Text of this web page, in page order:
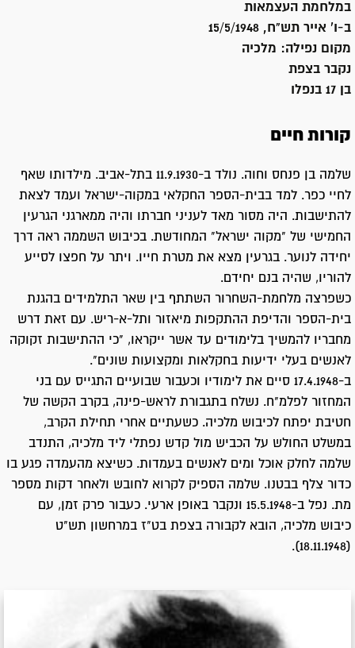
במלחמת העצמאות
ב-ו' אייר תש"ח, 15/5/1948
מקום נפילה: מלכיה
נקבר בצפת
בן 17 בנפלו
קורות חיים
שלמה בן פנחס וחוה. נולד ב-11.9.1930 בתל-אביב. מילדותו שאף
לחיי כפר. למד בבית-הספר החקלאי במקוה-ישראל ועמד לצאת
להתישבות. היה מסור מאד לעניני חברתו והיה ממארגני הגרעין
החמישי של "מקוה ישראל" המחודשת. בכיבוש השממה ראה דרך
יחידה לנוער. בגרעין מצא את מטרת חייו. ויתר על חפצו לסייע
להוריו, שהיה בנם יחידם.
כשפרצה מלחמת-השחרור השתתף בין שאר התלמידים בהגנת
בית-הספר והדיפת ההתקפות מיאזור ותל-א-ריש. עם זאת דרש
מחבריו להמשיך בלימודים עד אשר ייקראו, "כי ההתישבות זקוקה
לאנשים בעלי ידיעות בחקלאות ומקצועות שונים".
ב-17.4.1948 סיים את לימודיו וכעבור שבועיים התגייס עם בני
המחזור לפלמ"ח. נשלח בתגבורת לראש-פינה, בקרב הקשה של
חטיבת יפתח לכיבוש מלכיה. כשעתיים אחרי תחילת הקרב,
במשלט החולש על הכביש מול קדש נפתלי ליד מלכיה, התנדב
שלמה לחלק אוכל ומים לאנשים בעמדות. כשיצא מהעמדה פגע בו
כדור צלף בבטנו. שלמה הספיק לקרוא לחובש ולאחר דקות מספר
מת. נפל ב-15.5.1948 ונקבר באופן ארעי. כעבור פרק זמן, עם
כיבוש מלכיה, הובא לקבורה בצפת בט"ז במרחשון תש"ט
(18.11.1948).